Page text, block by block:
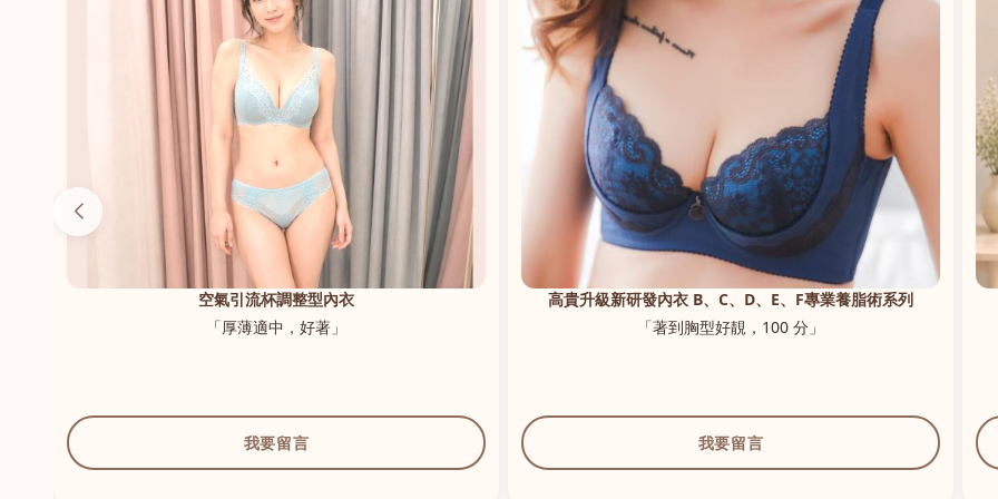
空氣引流杯調整型內衣
「厚薄適中，好著」
我要留言
高貴升級新研發內衣 B、C、D、E、F專業養脂術系列
「著到胸型好靚，100 分」
我要留言